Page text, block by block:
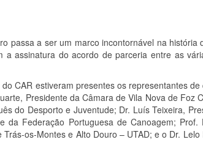
passa a ser um marco incontornável na
a assinatura do acordo de parceria entre as
do CAR estiveram presentes os representantes
Presidente da Câmara de Vila Nova de Foz
do Desporto e Juventude; Dr. Luís Teixeira,
da Federação Portuguesa de Canoagem;
Trás-os-Montes e Alto Douro – UTAD; e o Dr.